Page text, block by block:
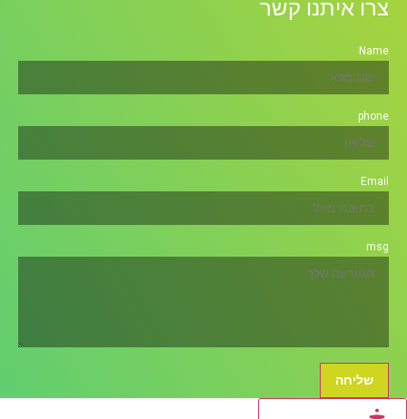
צרו איתנו קשר
Name
phone
Email
msg
שליחה